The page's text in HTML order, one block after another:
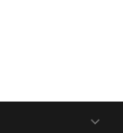
